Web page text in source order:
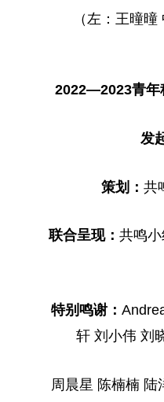
（左：王曈
2022—2023青年
发
策划： 共
联合呈现： 共鸣
特别鸣谢：
轩 刘小伟 刘
周晨星 陈楠楠 陆